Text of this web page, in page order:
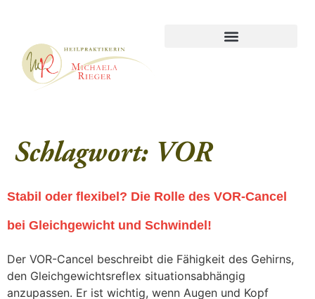
Schlagwort: VOR
Stabil oder flexibel? Die Rolle des VOR-Cancel
bei Gleichgewicht und Schwindel!
Der VOR-Cancel beschreibt die Fähigkeit des Gehirns,
den Gleichgewichtsreflex situationsabhängig
anzupassen. Er ist wichtig, wenn Augen und Kopf